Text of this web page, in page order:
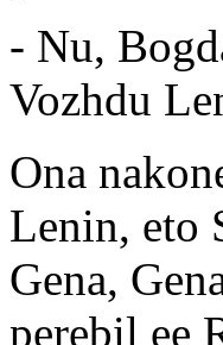
- Nu,
Vozhdu
Ona
Lenin, eto
Gena,
perebil ee